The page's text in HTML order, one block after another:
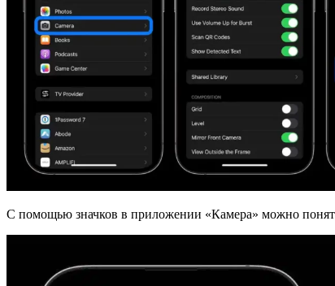
С помощью значков в приложении «Камера» можно